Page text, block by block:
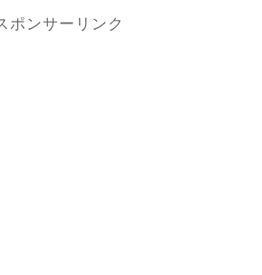
ポンサーリンク